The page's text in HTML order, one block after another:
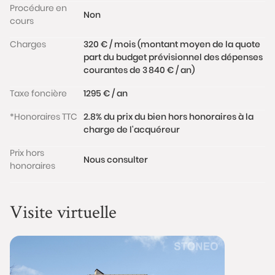
exposé sont disponibles sur le site
www.georisques.gouv.fr
Procédure en
cours
Non
Charges
320 € / mois (montant moyen de la quote
part du budget prévisionnel des dépenses
courantes de 3 840 € / an)
Taxe foncière
1295 € / an
*Honoraires TTC 2.8% du prix du bien hors honoraires à la
charge de l'acquéreur
Prix hors
honoraires
Nous consulter
Visite virtuelle